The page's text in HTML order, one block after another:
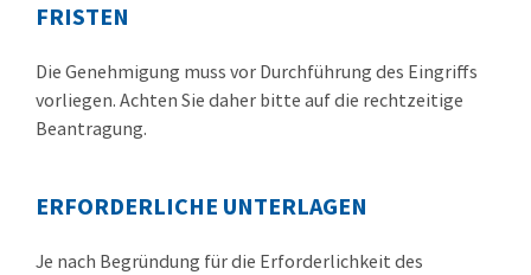
FRISTEN
Die Genehmigung muss vor Durchführung des Eingriffs
vorliegen. Achten Sie daher bitte auf die rechtzeitige
Beantragung.
ERFORDERLICHE UNTERLAGEN
Je nach Begründung für die Erforderlichkeit des